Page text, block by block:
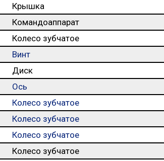
Крышка
Командоаппарат
Колесо зубчатое
Винт
Диск
Ось
Колесо зубчатое
Колесо зубчатое
Колесо зубчатое
Колесо зубчатое